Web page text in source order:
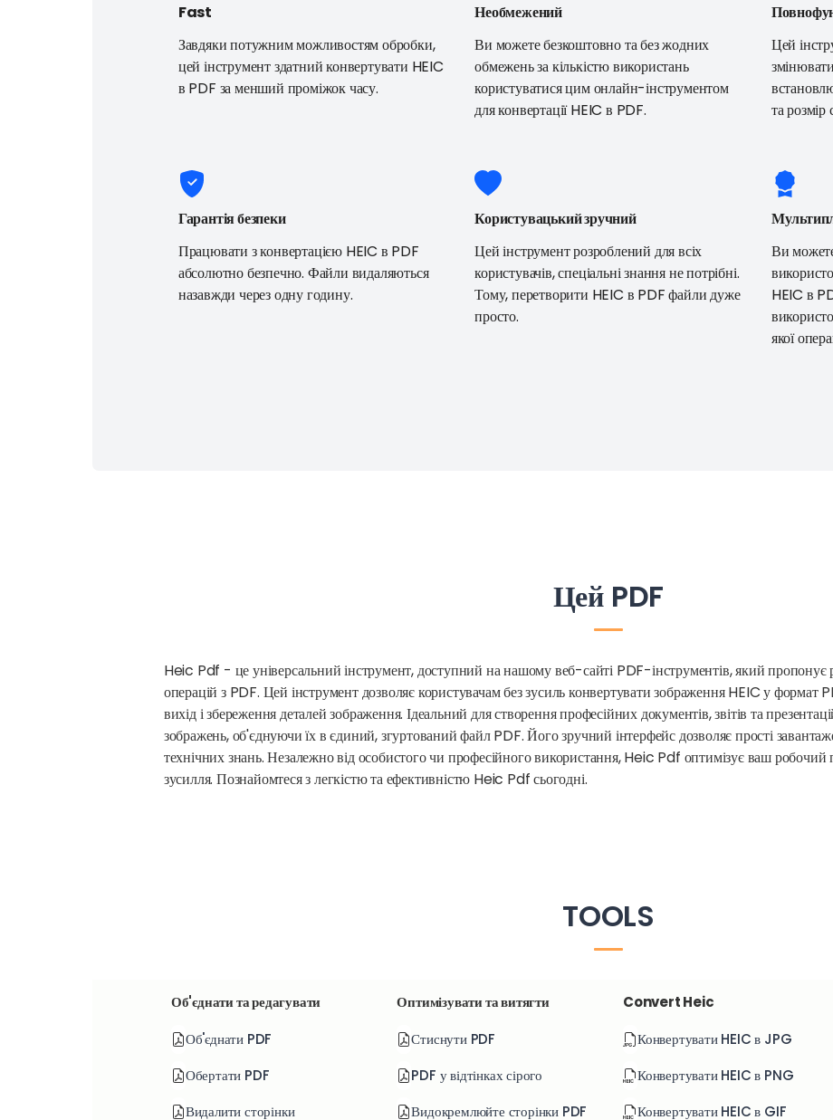
Fast
Завдяки потужним можливостям обробки,
цей інструмент здатний конвертувати HEIC
в PDF за менший проміжок часу.
Необмежений
Ви можете безкоштовно та без жодних
обмежень за кількістю використань
користуватися цим онлайн-інструментом
для конвертації HEIC в PDF.
Цей
та розмір
Гарантія безпеки
Працювати з конвертацією HEIC в PDF
абсолютно безпечно. Файли видаляються
назавжди через одну годину.
Користувацький зручний
Цей інструмент розроблений для всіх
користувачів, спеціальні знання не потрібні.
Тому, перетворити HEIC в PDF файли дуже
просто.
Ви
HEIC в
якої
Цей PDF
Heic Pdf - це універсальний інструмент, доступний на нашому веб-сайті PDF-інструментів, який пропонує
операцій з PDF. Цей інструмент дозволяє користувачам без зусиль конвертувати зображення HEIC у формат
вихід і збереження деталей зображення. Ідеальний для створення професійних документів, звітів та
зображень, об'єднуючи їх в єдиний, згуртований файл PDF. Його зручний інтерфейс дозволяє прості
технічних знань. Незалежно від особистого чи професійного використання, Heic Pdf оптимізує ваш робочий
зусилля. Познайомтеся з легкістю та ефективністю Heic Pdf сьогодні.
TOOLS
Об'єднати та редагувати
Об'єднати PDF
Обертати PDF
Видалити сторінки
Оптимізувати та витягти
Стиснути PDF
PDF у відтінках сірого
Видокремлюйте сторінки PDF
Convert Heic
Конвертувати HEIC в JPG
Конвертувати HEIC в PNG
Конвертувати HEIC в GIF